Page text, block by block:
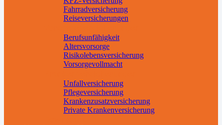
Fahrradversicherung
Reiseversicherungen
Berufsunfähigkeit
Altersvorsorge
Risikolebensversicherung
Vorsorgevollmacht
Unfallversicherung
Pflegeversicherung
Krankenzusatzversicherung
Private Krankenversicherung